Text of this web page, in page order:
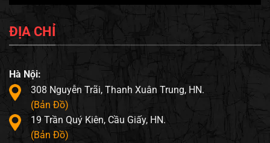
ĐỊA CHỈ
Hà Nội:
308 Nguyễn Trãi, Thanh Xuân Trung, HN.
(Bản Đồ)
19 Trần Quý Kiên, Cầu Giấy, HN.
(Bản Đồ)